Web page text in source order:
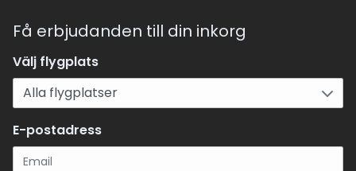
Få erbjudanden till din inkorg
Välj flygplats
E-postadress